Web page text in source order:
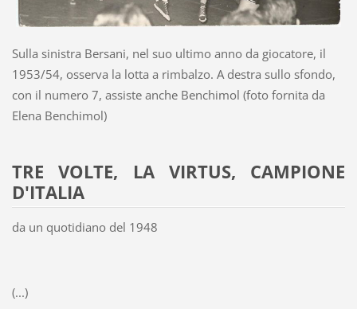
Sulla sinistra Bersani, nel suo ultimo anno da giocatore, il
1953/54, osserva la lotta a rimbalzo. A destra sullo sfondo,
con il numero 7, assiste anche Benchimol (foto fornita da
Elena Benchimol)
TRE VOLTE, LA VIRTUS, CAMPIONE
D'ITALIA
da un quotidiano del 1948
(...)